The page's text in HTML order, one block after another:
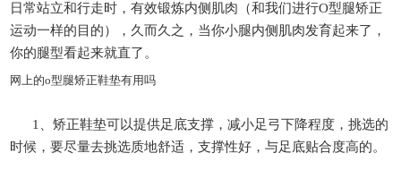
日常站立和行走时，有效锻炼内侧肌肉（和我们进行O型腿矫正
运动一样的目的），久而久之，当你小腿内侧肌肉发育起来了，
你的腿型看起来就直了。
网上的o型腿矫正鞋垫有用吗
1、矫正鞋垫可以提供足底支撑，减小足弓下降程度，挑选的
时候，要尽量去挑选质地舒适，支撑性好，与足底贴合度高的。